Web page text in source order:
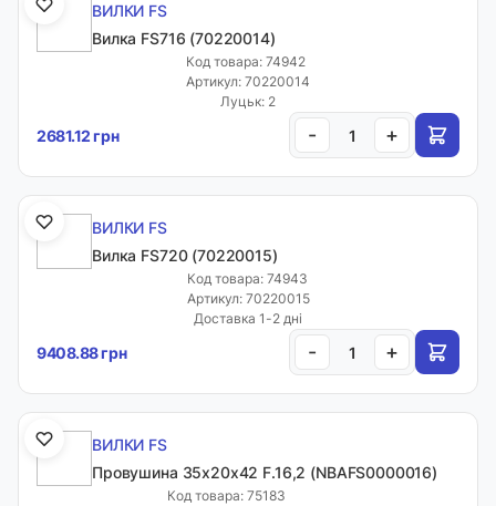
ВИЛКИ FS
Вилка FS716 (70220014)
Код товара: 74942
Артикул: 70220014
Луцьк: 2
2681.12 грн - +
ВИЛКИ FS
Вилка FS720 (70220015)
Код товара: 74943
Артикул: 70220015
Доставка 1-2 дні
9408.88 грн - +
ВИЛКИ FS
Провушина 35x20x42 F.16,2 (NBAFS0000016)
Код товара: 75183